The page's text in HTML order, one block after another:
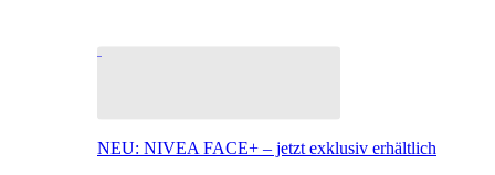
NEU: NIVEA FACE+ – jetzt exklusiv erhältlich